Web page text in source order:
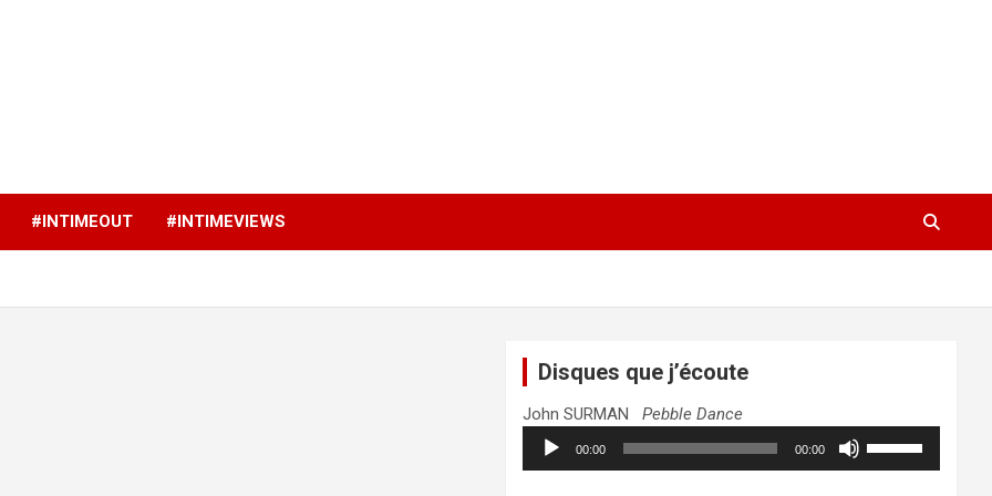
#INTIMEOUT #INTIMEVIEWS
Disques que j’écoute
John SURMANPebble Dance
Lecteur
audio
00:00 00:00